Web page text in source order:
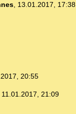
, 13.01.2017, 17:38
20:55
11.01.2017, 21:09